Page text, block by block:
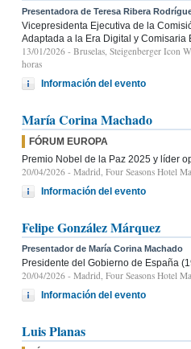
Presentadora de Teresa Ribera
Vicepresidenta Ejecutiva de la
Adaptada a la Era Digital y Comisaria
13/01/2026 - Bruselas, Steigenberger Icon
horas
Información del evento
María Corina Machado
FÓRUM EUROPA
Premio Nobel de la Paz 2025 y líder
20/04/2026 - Madrid, Four Seasons Hotel
Información del evento
Felipe González Márquez
Presentador de María Corina Machado
Presidente del Gobierno de España
20/04/2026 - Madrid, Four Seasons Hotel
Información del evento
Luis Planas